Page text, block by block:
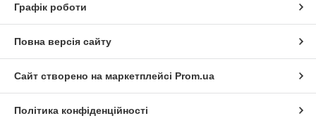
Графік роботи
Повна версія сайту
Сайт створено на маркетплейсі Prom.ua
Політика конфіденційності